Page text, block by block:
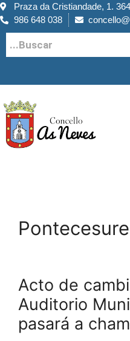
Praza da Cristiandade, 1.
986 648 038
Acto de
Auditorio
pasará a